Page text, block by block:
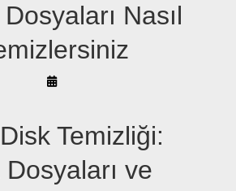
Nasıl
By
Temizliği:
ve